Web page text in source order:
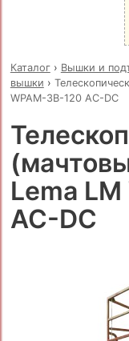
Каталог› Вышки и
вышки ›
WPAM-3B-120 AC-DC
Lema
AC-DC